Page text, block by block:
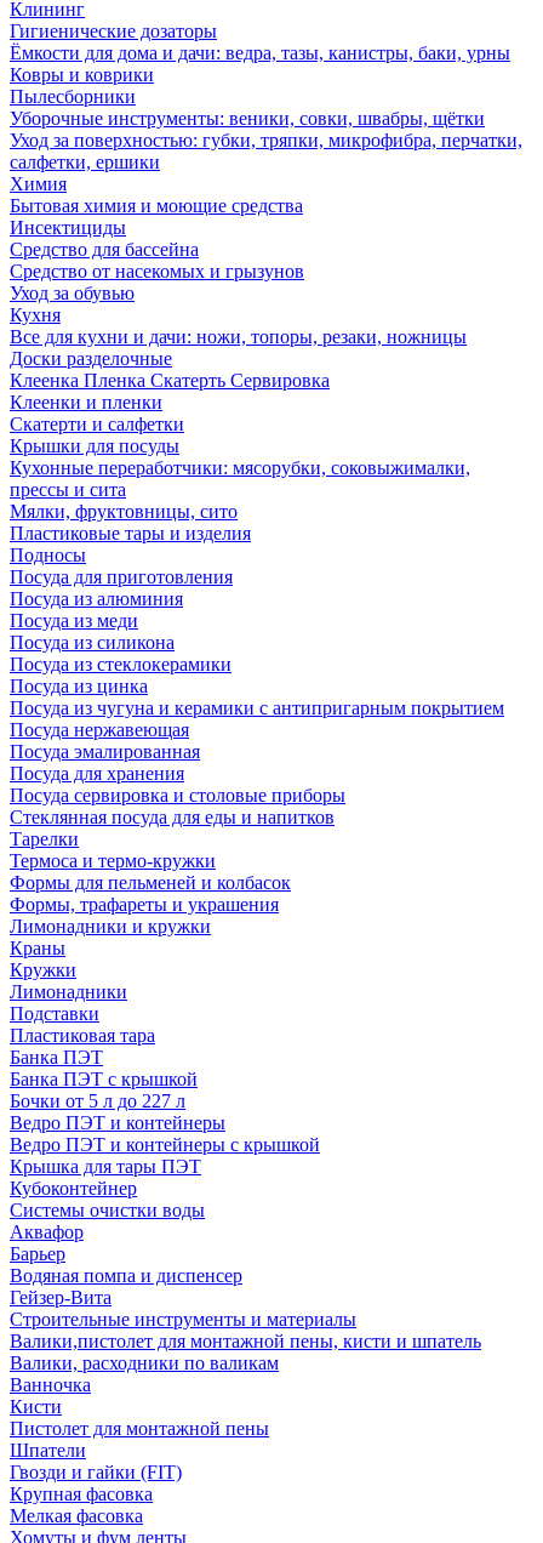
Клининг
Гигиенические дозаторы
Ёмкости для дома и дачи: ведра, тазы, канистры, баки, урны
Ковры и коврики
Пылесборники
Уборочные инструменты: веники, совки, швабры, щётки
Уход за поверхностью: губки, тряпки, микрофибра, перчатки,
салфетки, ершики
Химия
Бытовая химия и моющие средства
Инсектициды
Средство для бассейна
Средство от насекомых и грызунов
Уход за обувью
Кухня
Все для кухни и дачи: ножи, топоры, резаки, ножницы
Доски разделочные
Клеенка Пленка Скатерть Сервировка
Клеенки и пленки
Скатерти и салфетки
Крышки для посуды
Кухонные переработчики: мясорубки, соковыжималки,
прессы и сита
Мялки, фруктовницы, сито
Пластиковые тары и изделия
Подносы
Посуда для приготовления
Посуда из алюминия
Посуда из меди
Посуда из силикона
Посуда из стеклокерамики
Посуда из цинка
Посуда из чугуна и керамики с антипригарным покрытием
Посуда нержавеющая
Посуда эмалированная
Посуда для хранения
Посуда сервировка и столовые приборы
Стеклянная посуда для еды и напитков
Тарелки
Термоса и термо-кружки
Формы для пельменей и колбасок
Формы, трафареты и украшения
Лимонадники и кружки
Краны
Кружки
Лимонадники
Подставки
Пластиковая тара
Банка ПЭТ
Банка ПЭТ с крышкой
Бочки от 5 л до 227 л
Ведро ПЭТ и контейнеры
Ведро ПЭТ и контейнеры с крышкой
Крышка для тары ПЭТ
Кубоконтейнер
Системы очистки воды
Аквафор
Барьер
Водяная помпа и диспенсер
Гейзер-Вита
Строительные инструменты и материалы
Валики,пистолет для монтажной пены, кисти и шпатель
Валики, расходники по валикам
Ванночка
Кисти
Пистолет для монтажной пены
Шпатели
Гвозди и гайки (FIT)
Крупная фасовка
Мелкая фасовка
Хомуты и фум ленты